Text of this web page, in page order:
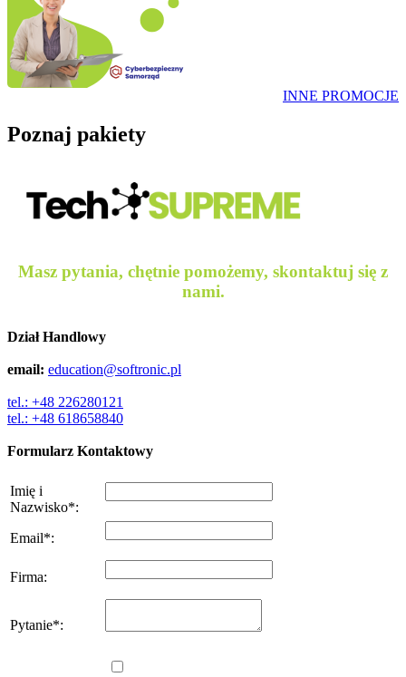
INNE PROMOCJE
Poznaj pakiety
Masz pytania, chętnie pomożemy, skontaktuj się z
nami.
Dział Handlowy
email: education@softronic.pl
tel.: +48 226280121
tel.: +48 618658840
Formularz Kontaktowy
Imię i
Nazwisko*:
Email*:
Firma:
Pytanie*: